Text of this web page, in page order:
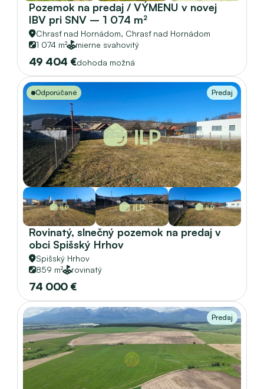
Pozemok na predaj / VÝMENU v novej
IBV pri SNV – 1 074 m²
Chrasť nad Hornádom, Chrasť nad Hornádom
1 074 m²
mierne svahovitý
49 404 €dohoda možná
Odporúčané Predaj
Rovinatý, slnečný pozemok na predaj v
obci Spišský Hrhov
Spišský Hrhov
859 m²
rovinatý
74 000 €
Predaj